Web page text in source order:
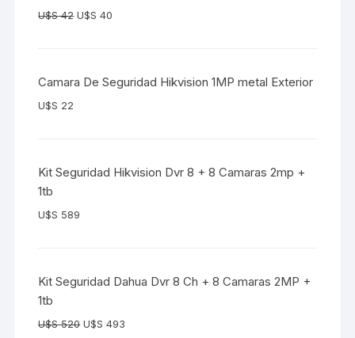
U$S42 U$S 40
Camara De Seguridad Hikvision 1MP metal Exterior
U$S 22
Kit Seguridad Hikvision Dvr 8 + 8 Camaras 2mp +
1tb
U$S 589
Kit Seguridad Dahua Dvr 8 Ch + 8 Camaras 2MP +
1tb
U$S520 U$S 493